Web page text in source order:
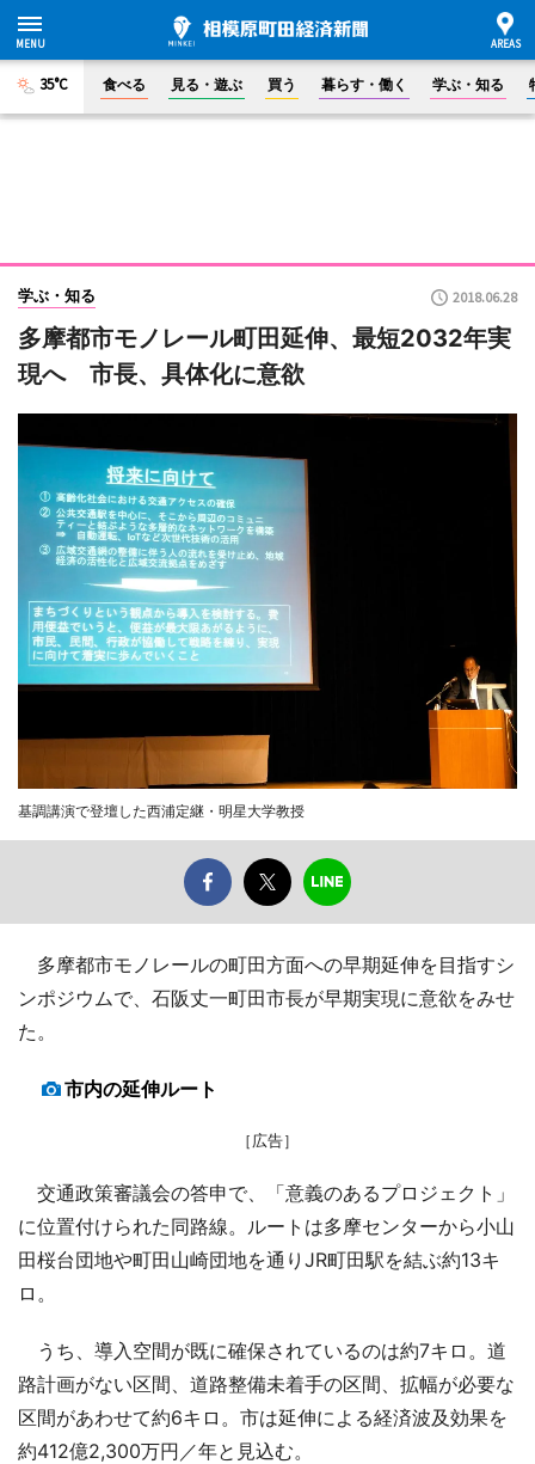
35°C 食べる 見る・遊ぶ 買う 暮らす・働く 学ぶ・知る
学ぶ・知る 2018.06.28
多摩都市モノレール町田延伸、最短2032年実
現へ 市長、具体化に意欲
基調講演で登壇した西浦定継・明星大学教授
多摩都市モノレールの町田方面への早期延伸を目指すシ
ンポジウムで、石阪丈一町田市長が早期実現に意欲をみせ
た。
市内の延伸ルート
［広告］
交通政策審議会の答申で、「意義のあるプロジェクト」
に位置付けられた同路線。ルートは多摩センターから小山
田桜台団地や町田山崎団地を通りJR町田駅を結ぶ約13キ
ロ。
うち、導入空間が既に確保されているのは約7キロ。道
路計画がない区間、道路整備未着手の区間、拡幅が必要な
区間があわせて約6キロ。市は延伸による経済波及効果を
約412億2,300万円／年と見込む。